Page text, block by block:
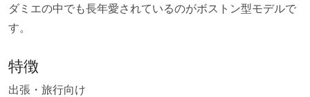
ダミエの中でも長年愛されているのがボストン型モデルで
す。
特徴
出張・旅行向け